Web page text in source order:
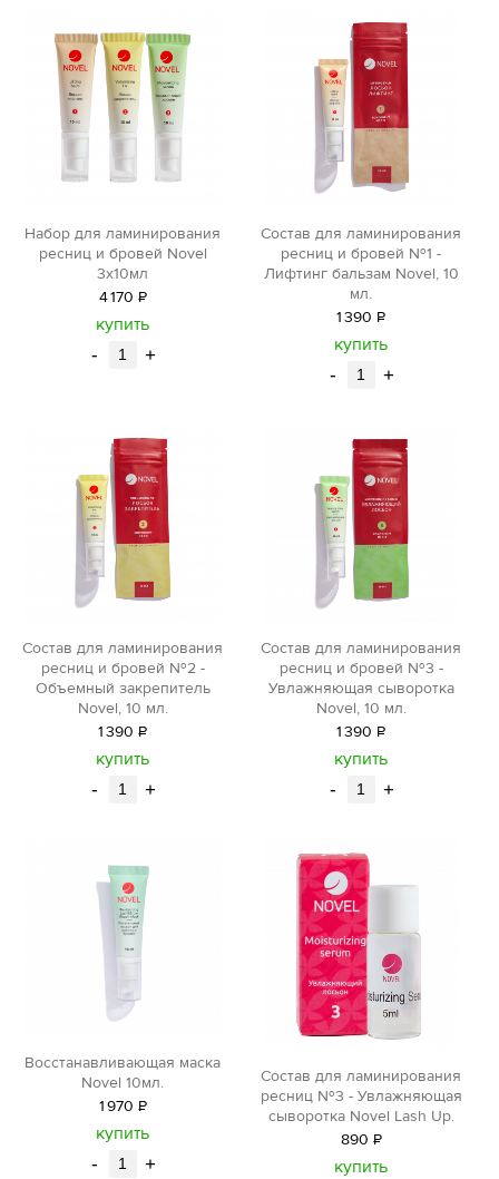
Набор для ламинирования
ресниц и бровей Novel
3х10мл
4170 Р
уб.
купить
- +
Состав для ламинирования
ресниц и бровей №1 -
Лифтинг бальзам Novel, 10
мл.
1390 Р
уб.
купить
- +
Состав для ламинирования
ресниц и бровей №2 -
Объемный закрепитель
Novel, 10 мл.
1390 Р
уб.
купить
- +
Состав для ламинирования
ресниц и бровей №3 -
Увлажняющая сыворотка
Novel, 10 мл.
1390 Р
уб.
купить
- +
Восстанавливающая маска
Novel 10мл.
1970 Р
уб.
купить
- +
Состав для ламинирования
ресниц №3 - Увлажняющая
сыворотка Novel Lash Up.
890 Р
уб.
купить